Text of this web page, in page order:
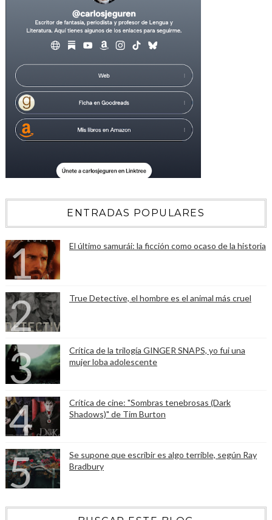
ENTRADAS POPULARES
El último samurái: la ficción como ocaso de la historia
True Detective, el hombre es el animal más cruel
Crítica de la trilogía GINGER SNAPS, yo fui una
mujer loba adolescente
Crítica de cine: "Sombras tenebrosas (Dark
Shadows)" de Tim Burton
Se supone que escribir es algo terrible, según Ray
Bradbury